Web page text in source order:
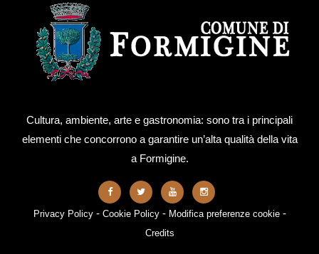
Cultura, ambiente, arte e gastronomia: sono tra i principali
elementi che concorrono a garantire un’alta qualità della vita
a Formigine.
Privacy Policy- Cookie Policy- Modifica preferenze cookie-
Credits